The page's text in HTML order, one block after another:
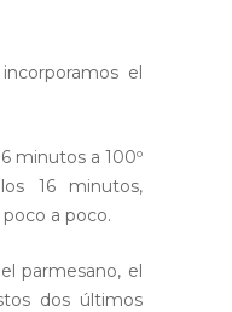
el
minutos a 100º
16 minutos,
a poco.
parmesano, el
dos últimos